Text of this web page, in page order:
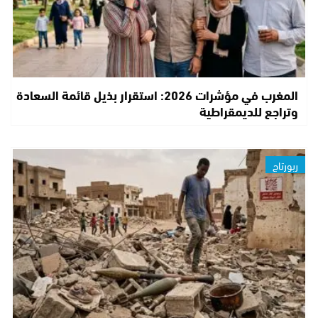
المغرب في مؤشرات 2026: استقرار بذيل قائمة السعادة
وتراجع للديمقراطية
ربورتاج